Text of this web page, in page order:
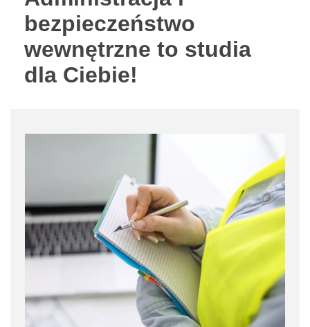
bezpieczeństwo
wewnętrzne to studia
dla Ciebie!